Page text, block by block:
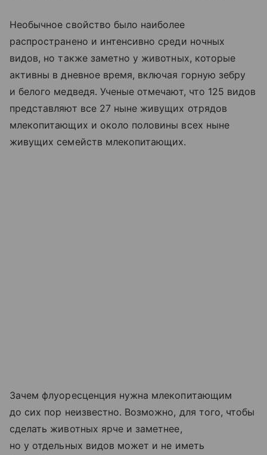
Необычное свойство было наиболее
распространено и интенсивно среди ночных
видов, но также заметно у животных, которые
активны в дневное время, включая горную зебру
и белого медведя. Ученые отмечают, что 125 видов
представляют все 27 ныне живущих отрядов
млекопитающих и около половины всех ныне
живущих семейств млекопитающих.
Зачем флуоресценция нужна млекопитающим
до сих пор неизвестно. Возможно, для того, чтобы
сделать животных ярче и заметнее,
но у отдельных видов может и не иметь